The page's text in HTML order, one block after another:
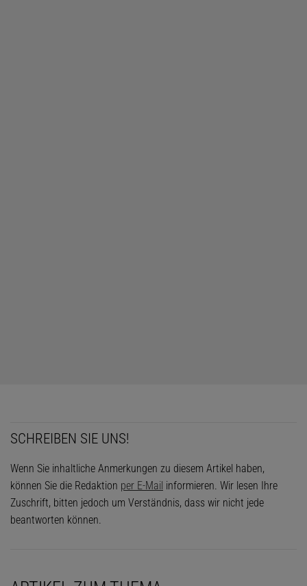
© K. LINK/MAX-PLANCK-INSTITUT FÜR BIOLOGIE DES ALTERNS (AUSSCHNITT)
Eline Slagboom |Die Professorin für Molekulare Epidemiologie an der
Nachkommen und Kontrollpersonen teilnehmen.
SCHREIBEN SIE UNS!
Wenn Sie inhaltliche Anmerkungen zu diesem Artikel haben,
können Sie die Redaktion per E-Mail informieren. Wir lesen Ihre
Zuschrift, bitten jedoch um Verständnis, dass wir nicht jede
beantworten können.